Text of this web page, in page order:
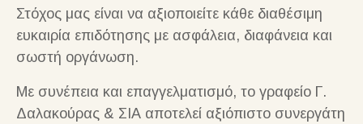
Στόχος μας είναι να αξιοποιείτε κάθε διαθέσιμη
ευκαιρία επιδότησης με ασφάλεια, διαφάνεια και
σωστή οργάνωση.
Με συνέπεια και επαγγελματισμό, το γραφείο Γ.
Δαλακούρας & ΣΙΑ αποτελεί αξιόπιστο συνεργάτη